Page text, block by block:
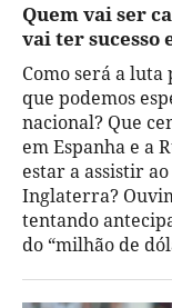
Quem vai ser
vai ter sucesso
Como será a
que podemos
nacional? Que
em Espanha e a
estar a assistir
Inglaterra?
tentando
do “milhão de